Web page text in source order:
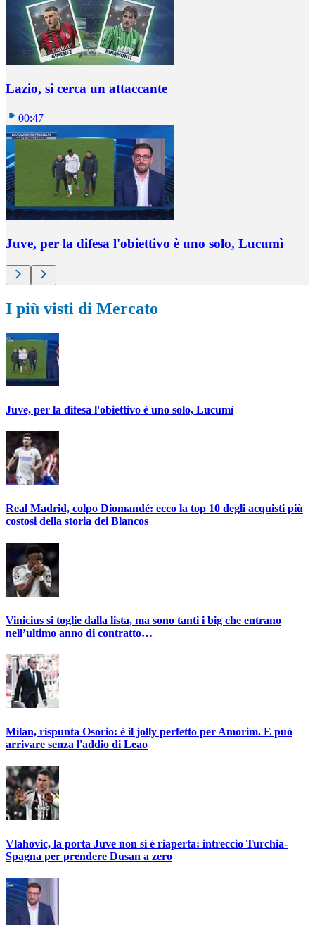
Lazio, si cerca un attaccante
00:47
Juve, per la difesa l'obiettivo è uno solo, Lucumì
I più visti di Mercato
Juve, per la difesa l'obiettivo è uno solo, Lucumì
Real Madrid, colpo Diomandé: ecco la top 10 degli acquisti più
costosi della storia dei Blancos
Vinicius si toglie dalla lista, ma sono tanti i big che entrano
nell’ultimo anno di contratto…
Milan, rispunta Osorio: è il jolly perfetto per Amorim. E può
arrivare senza l'addio di Leao
Vlahovic, la porta Juve non si è riaperta: intreccio Turchia-
Spagna per prendere Dusan a zero